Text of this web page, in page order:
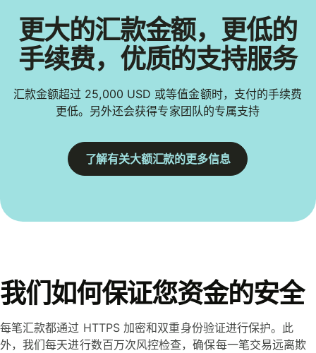
更大的汇款金额，更低的
手续费，优质的支持服务
汇款金额超过 25,000 USD 或等值金额时，支付的手续费
更低。另外还会获得专家团队的专属支持
了解有关大额汇款的更多信息
我们如何保证您资金的安全
每笔汇款都通过 HTTPS 加密和双重身份验证进行保护。此
外，我们每天进行数百万次风控检查，确保每一笔交易远离欺